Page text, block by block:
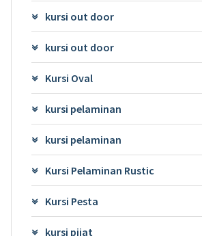
kursi out door
kursi out door
Kursi Oval
kursi pelaminan
kursi pelaminan
Kursi Pelaminan Rustic
Kursi Pesta
kursi pijat